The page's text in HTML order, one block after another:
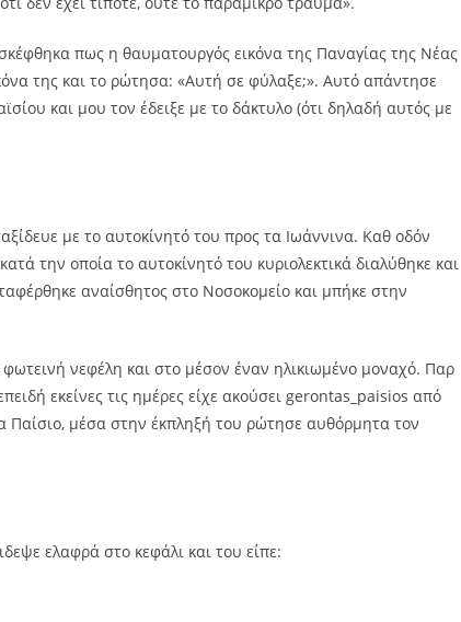
πως η θαυματουργός εικόνα της Παναγίας της Νέας
της και το ρώτησα: «Αυτή σε φύλαξε;». Αυτό απάντησε
και μου τον έδειξε με το δάκτυλο (ότι δηλαδή αυτός με
με το αυτοκίνητό του προς τα Ιωάννινα. Καθ οδόν
την οποία το αυτοκίνητό του κυριολεκτικά διαλύθηκε και
αναίσθητος στο Νοσοκομείο και μπήκε στην
νεφέλη και στο μέσον έναν ηλικιωμένο μοναχό. Παρ
εκείνες τις ημέρες είχε ακούσει gerontas_paisios από
Παίσιο, μέσα στην έκπληξή του ρώτησε αυθόρμητα τον
ελαφρά στο κεφάλι και του είπε: